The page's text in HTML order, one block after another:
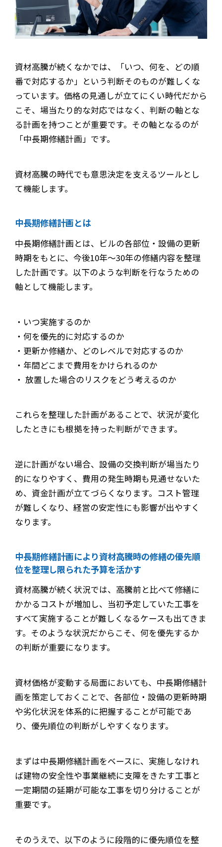
資材高騰が続くなかでは、「いつ、何を、どの順
番で対応するか」という判断そのものが難しくな
っています。価格の見通しが立てにくい時代だから
こそ、場当たり的な対応ではなく、判断の軸とな
る計画を持つことが重要です。その軸となるのが
「中長期修繕計画」です。
資材高騰の時代でも意思決定を支えるツールとし
て機能します。
中長期修繕計画とは
中長期修繕計画とは、ビルの各部位・設備の更新
時期をもとに、今後10年〜30年の修繕内容を整理
した計画です。以下のような判断を行なうための
軸として機能します。
・いつ実施するのか
・何を優先的に対応するのか
・更新か修繕か、どのレベルで対応するのか
・年間どこまで費用をかけられるのか
・ 放置した場合のリスクをどう考えるのか
これらを整理した計画があることで、状況が変化
したときにも根拠を持った判断ができます。
逆に計画がない場合、設備の交換判断が場当たり
的になりやすく、費用の発生時期も見通せないた
め、資金計画が立てづらくなります。コスト管理
が難しくなり、経営の安定性にも影響が出やすく
なります。
中長期修繕計画により資材高騰時の修繕の優先順
位を整理し限られた予算を活かす
資材高騰が続く状況では、高騰前と比べて修繕に
かかるコストが増加し、当初予定していた工事を
すべて実施することが難しくなるケースも出てきま
す。そのような状況だからこそ、何を優先するか
の判断が重要になります。
資材価格が変動する局面においても、中長期修繕計
画を策定しておくことで、各部位・設備の更新時期
や劣化状況を体系的に把握することが可能であ
り、優先順位の判断がしやすくなります。
まずは中長期修繕計画をベースに、実施しなけれ
ば建物の安全性や事業継続に支障をきたす工事と
一定期間の延期が可能な工事を切り分けることが
重要です。
そのうえで、以下のように段階的に優先順位を整